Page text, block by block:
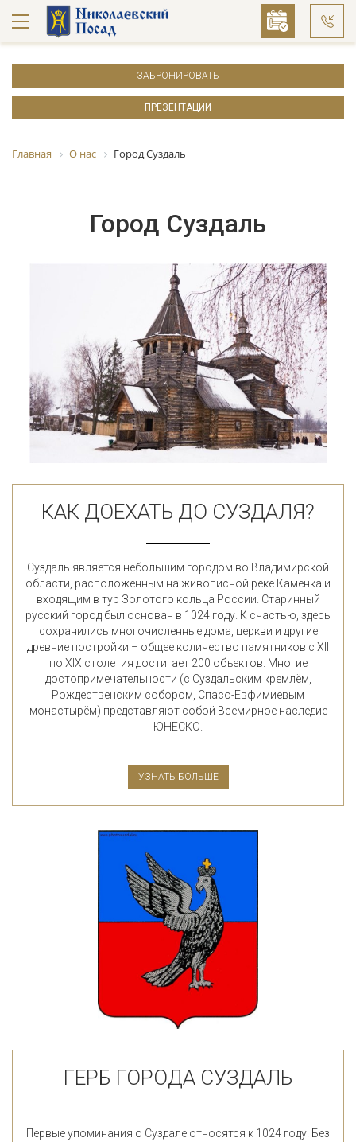
ЗАБРОНИРОВАТЬ
ПРЕЗЕНТАЦИИ
Главная О нас Город Суздаль
Город Суздаль
КАК ДОЕХАТЬ ДО СУЗДАЛЯ?
Суздаль является небольшим городом во Владимирской
области, расположенным на живописной реке Каменка и
входящим в тур Золотого кольца России. Старинный
русский город был основан в 1024 году. К счастью, здесь
сохранились многочисленные дома, церкви и другие
древние постройки – общее количество памятников c XII
по XIX столетия достигает 200 объектов. Многие
достопримечательности (с Суздальским кремлём,
Рождественским собором, Спасо-Евфимиевым
монастырём) представляют собой Всемирное наследие
ЮНЕСКО.
УЗНАТЬ БОЛЬШЕ
ГЕРБ ГОРОДА СУЗДАЛЬ
Первые упоминания о Суздале относятся к 1024 году. Без